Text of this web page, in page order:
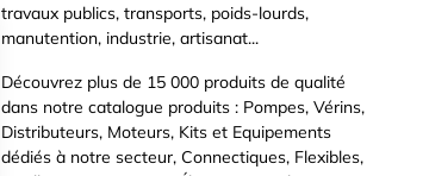
travaux publics, transports, poids-lourds,
manutention, industrie, artisanat...
Découvrez plus de 15 000 produits de qualité
dans notre catalogue produits : Pompes, Vérins,
Distributeurs, Moteurs, Kits et Equipements
dédiés à notre secteur, Connectiques, Flexibles,